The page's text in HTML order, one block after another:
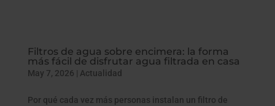
Filtros de agua sobre encimera: la forma
más fácil de disfrutar agua filtrada en casa
May 7, 2026 | Actualidad
Por qué cada vez más personas instalan un filtro de